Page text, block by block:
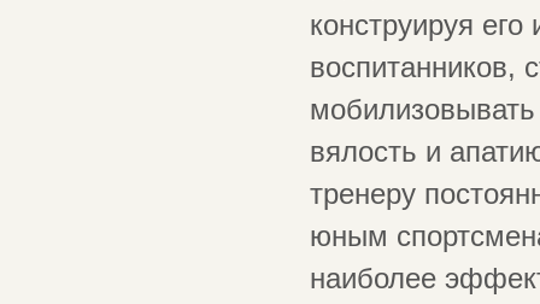
конструируя
воспитанников,
вялость и
тренеру
юным
наиболее